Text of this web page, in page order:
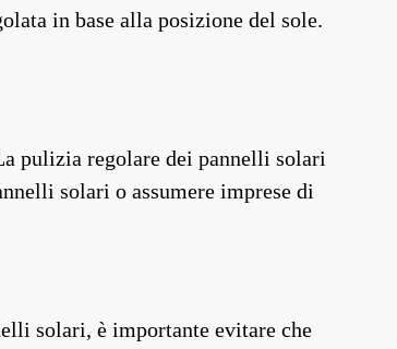
in base alla posizione del sole.
pulizia regolare dei pannelli solari
solari o assumere imprese di
solari, è importante evitare che